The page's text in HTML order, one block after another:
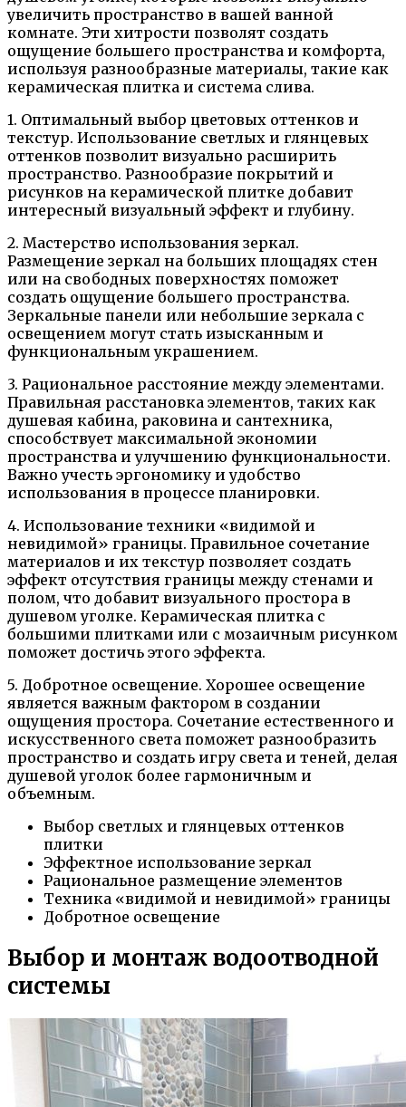
увеличить пространство в вашей ванной
комнате. Эти хитрости позволят создать
ощущение большего пространства и комфорта,
используя разнообразные материалы, такие как
керамическая плитка и система слива.
1. Оптимальный выбор цветовых оттенков и
текстур. Использование светлых и глянцевых
оттенков позволит визуально расширить
пространство. Разнообразие покрытий и
рисунков на керамической плитке добавит
интересный визуальный эффект и глубину.
2. Мастерство использования зеркал.
Размещение зеркал на больших площадях стен
или на свободных поверхностях поможет
создать ощущение большего пространства.
Зеркальные панели или небольшие зеркала с
освещением могут стать изысканным и
функциональным украшением.
3. Рациональное расстояние между элементами.
Правильная расстановка элементов, таких как
душевая кабина, раковина и сантехника,
способствует максимальной экономии
пространства и улучшению функциональности.
Важно учесть эргономику и удобство
использования в процессе планировки.
4. Использование техники «видимой и
невидимой» границы. Правильное сочетание
материалов и их текстур позволяет создать
эффект отсутствия границы между стенами и
полом, что добавит визуального простора в
душевом уголке. Керамическая плитка с
большими плитками или с мозаичным рисунком
поможет достичь этого эффекта.
5. Добротное освещение. Хорошее освещение
является важным фактором в создании
ощущения простора. Сочетание естественного и
искусственного света поможет разнообразить
пространство и создать игру света и теней, делая
душевой уголок более гармоничным и
объемным.
Выбор светлых и глянцевых оттенков
плитки
Эффектное использование зеркал
Рациональное размещение элементов
Техника «видимой и невидимой» границы
Добротное освещение
Выбор и монтаж водоотводной
системы